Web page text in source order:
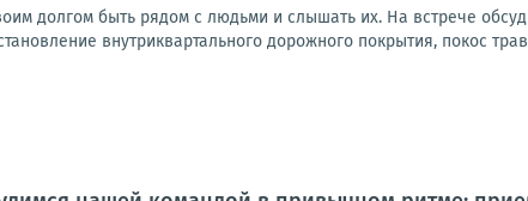
долгом быть рядом с людьми и слышать их. На встрече
внутриквартального дорожного покрытия, покос